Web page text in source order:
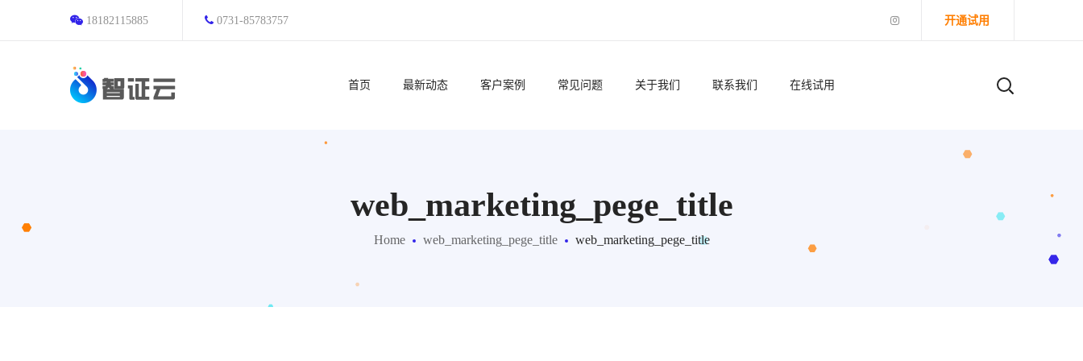
18182115885 0731-85783757 开通试用
首页 最新动态 客户案例 常见问题 关于我们 联系我们 在线试用
web_marketing_pege_title
Home web_marketing_pege_title web_marketing_pege_title